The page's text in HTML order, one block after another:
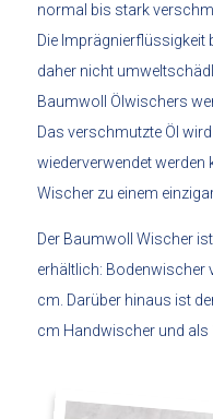
normal bis stark
Die Imprägnierflüssigkeit
daher nicht
Baumwoll Ölwischers
Das verschmutzte Öl
wiederverwendet werden
Wischer zu einem
Der Baumwoll Wischer
erhältlich: Bodenwischer
cm. Darüber hinaus ist
cm Handwischer und